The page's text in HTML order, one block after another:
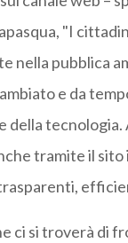
"I
nella pubblica
e da
tecnologia.
tramite il
ci si troverà di